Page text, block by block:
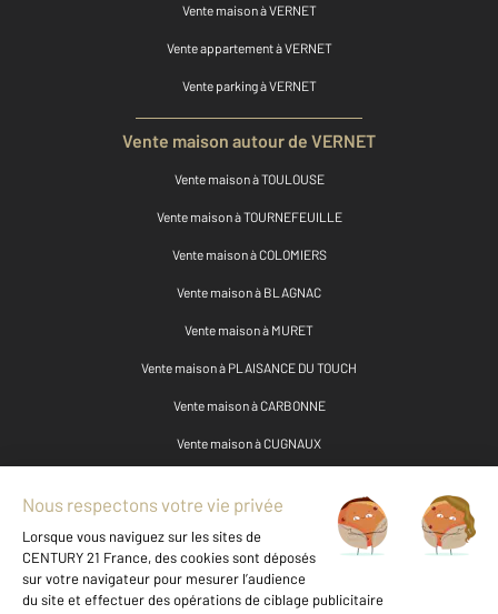
Vente maison à VERNET
Vente appartement à VERNET
Vente parking à VERNET
Vente maison autour de VERNET
Vente maison à TOULOUSE
Vente maison à TOURNEFEUILLE
Vente maison à COLOMIERS
Vente maison à BLAGNAC
Vente maison à MURET
Vente maison à PLAISANCE DU TOUCH
Vente maison à CARBONNE
Vente maison à CUGNAUX
Vente maison à CAZERES
Vente maison à MONTESQUIEU VOLVESTRE
Vente maison à ST ORENS DE GAMEVILLE